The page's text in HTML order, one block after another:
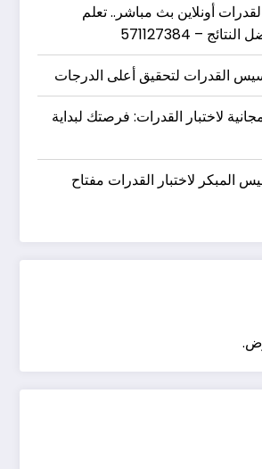
أونلاين بث مباشر.. تعلم
– 571127384
القدرات لتحقيق أعلى الدرجات
لاختبار القدرات: فرصتك لبداية
المبكر لاختبار القدرات مفتاح